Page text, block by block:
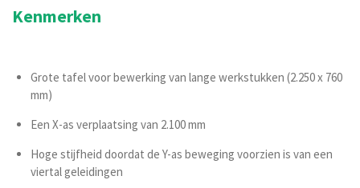
Kenmerken
Grote tafel voor bewerking van lange werkstukken (2.250 x 760
mm)
Een X-as verplaatsing van 2.100 mm
Hoge stijfheid doordat de Y-as beweging voorzien is van een
viertal geleidingen